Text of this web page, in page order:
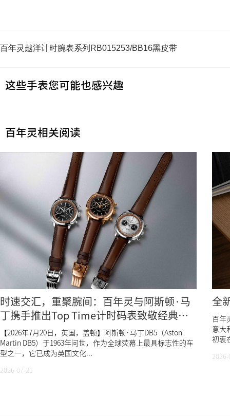
百年灵越洋计时腕表系列RB015253/BB16黑皮带
这些手表您可能也感兴趣
百年灵相关阅读
时速交汇，重聚腕间：百年灵与阿斯顿·马
丁携手推出Top Time计时码表致敬经典
DB5
【2026年7月20日，英国，盖顿】阿斯顿·马丁DB5（Aston
Martin DB5）于1963年问世，作为全球荧幕上最具标志性的车
型之一，它已成为英国文化...
2026-07-21
全
百年
意大
初衷